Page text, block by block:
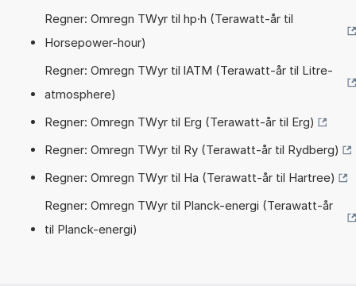
Regner: Omregn TWyr til hp·h (Terawatt-år til
Horsepower-hour)
Regner: Omregn TWyr til lATM (Terawatt-år til Litre-
atmosphere)
Regner: Omregn TWyr til Erg (Terawatt-år til Erg)
Regner: Omregn TWyr til Ry (Terawatt-år til Rydberg)
Regner: Omregn TWyr til Ha (Terawatt-år til Hartree)
Regner: Omregn TWyr til Planck-energi (Terawatt-år
til Planck-energi)